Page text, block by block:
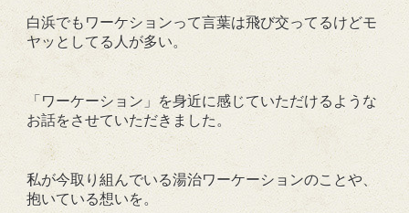
白浜でもワーケションって言葉は飛び交ってるけどモ
ヤッとしてる人が多い。
「ワーケーション」を身近に感じていただけるような
お話をさせていただきました。
私が今取り組んでいる湯治ワーケーションのことや、
抱いている想いを。